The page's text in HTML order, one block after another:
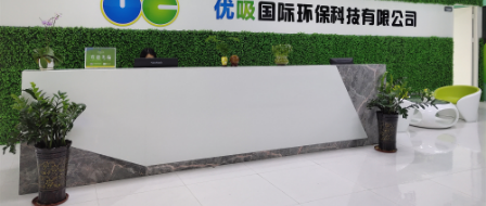
境工程高级工程师》室内
空气治理资格认证的治理
人员、掌握室内空气净化
治理实用技术和五项专利
技术、八项计算机软件著
作权登记证书等。研发实